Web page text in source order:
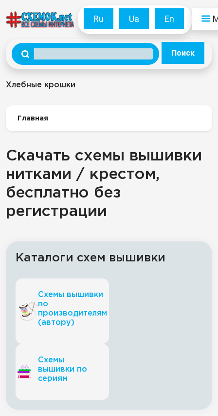
Ru Ua En
Поиск
Хлебные крошки
Главная
Скачать схемы вышивки
нитками / крестом,
бесплатно без
регистрации
Каталоги схем вышивки
Схемы вышивки
по
производителям
(автору)
Схемы
вышивки по
сериям